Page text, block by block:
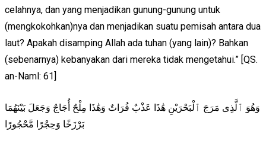
celahnya, dan yang menjadikan gunung-gunung untuk
(mengkokohkan)nya dan menjadikan suatu pemisah antara dua
laut? Apakah disamping Allah ada tuhan (yang lain)? Bahkan
(sebenarnya) kebanyakan dari mereka tidak mengetahui.” [QS.
an-Naml: 61]
وَهُوَ ٱلَّذِى مَرَجَ ٱلْبَحْرَيْنِ هَٰذَا عَذْبٌ فُرَاتٌ وَهَٰذَا مِلْحٌ أُجَاجٌ وَجَعَلَ بَيْنَهُمَا
بَرْزَخًا وَحِجْرًا مَّحْجُورًا